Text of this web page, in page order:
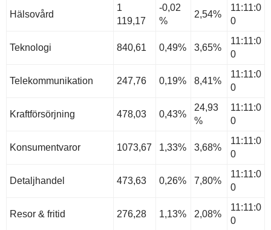
Hälsovård
1
119,17
-0,02
%
2,54%
11:11:0
0
Teknologi 840,61 0,49% 3,65%
11:11:0
0
Telekommunikation 247,76 0,19% 8,41%
11:11:0
0
Kraftförsörjning 478,03 0,43%
24,93
%
11:11:0
0
Konsumentvaror 1073,67 1,33% 3,68%
11:11:0
0
Detaljhandel 473,63 0,26% 7,80%
11:11:0
0
Resor & fritid 276,28 1,13% 2,08%
11:11:0
0